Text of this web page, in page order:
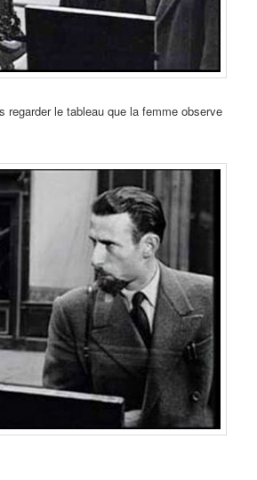
regarder le tableau que la femme observe